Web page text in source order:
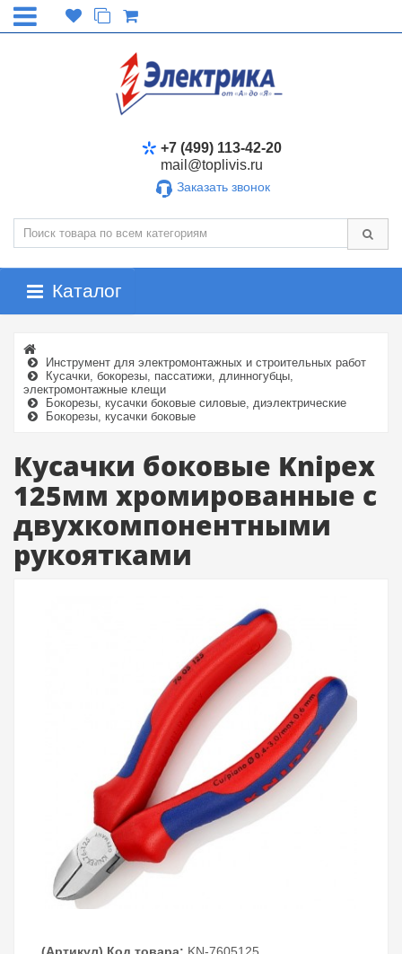
+7 (499) 113-42-20
mail@toplivis.ru
Заказать звонок
Каталог
Инструмент для электромонтажных и строительных работ
Кусачки, бокорезы, пассатижи, длинногубцы,
электромонтажные клещи
Бокорезы, кусачки боковые силовые, диэлектрические
Бокорезы, кусачки боковые
Кусачки боковые Knipex
125мм хромированные с
двухкомпонентными
рукоятками